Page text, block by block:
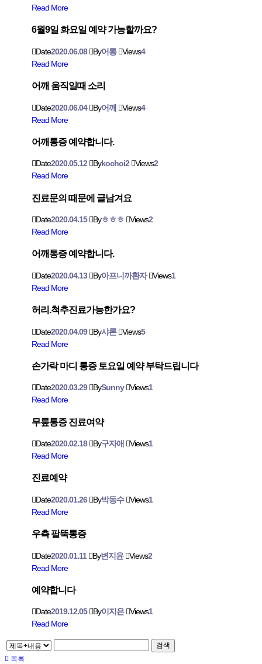
Read More
6월9일 화요일 예약 가능할까요?
Date2020.06.08 By어통 Views4
Read More
어깨 움직일때 소리
Date2020.06.04 By어깨 Views4
Read More
어깨통증 예약합니다.
Date2020.05.12 Bykochoi2 Views2
Read More
진료문의 때문에 글남겨요
Date2020.04.15 Byㅎㅎㅎ Views2
Read More
어깨통증 예약합니다.
Date2020.04.13 By아프니까환자 Views1
Read More
허리.척추진료가능한가요?
Date2020.04.09 By샤론 Views5
Read More
손가락 마디 통증 토요일 예약 부탁드립니다
Date2020.03.29 BySunny Views1
Read More
무뤂통증 진료여약
Date2020.02.18 By구자애 Views1
Read More
진료예약
Date2020.01.26 By박동수 Views1
Read More
우측 팔뚝통증
Date2020.01.11 By변지윤 Views2
Read More
예약합니다
Date2019.12.05 By이지은 Views1
Read More
검색
목록